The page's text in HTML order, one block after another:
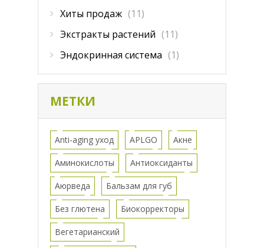
Хиты продаж (11)
Экстракты растений (11)
Эндокринная система (1)
МЕТКИ
Anti-aging уход APLGO Акне
Аминокислоты Антиоксиданты
Аюрведа Бальзам для губ
Без глютена Биокорректоры
Вегетарианский